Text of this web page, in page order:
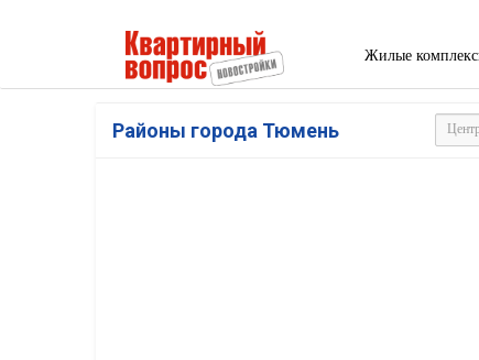
Жилые
Районы города Тюмень